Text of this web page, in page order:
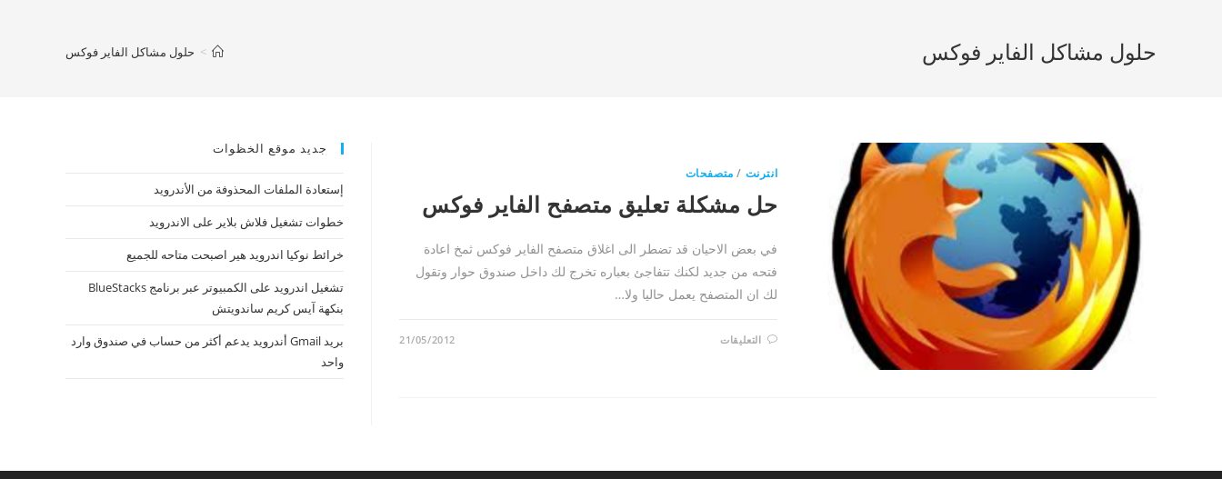
حلول مشاكل الفاير فوكس > حلول مشاكل الفاير فوكس
انترنت / متصفحات
حل مشكلة تعليق متصفح الفاير فوكس
في بعض الاحيان قد تضطر الى اغلاق متصفح الفاير فوكس ثمخ اعادة
فتحه من جديد لكنك تتفاجئ بعباره تخرج لك داخل صندوق حوار وتقول
لك ان المتصفح يعمل حاليا ولا…
التعليقاتعلى
21/05/2012
جديد موقع الخظوات
إستعادة الملفات المحذوفة من الأندرويد
خطوات تشغيل فلاش بلاير على الاندرويد
خرائط نوكيا اندرويد هير اصبحت متاحه للجميع
تشغيل اندرويد على الكمبيوتر عبر برنامج BlueStacks
بنكهة آيس كريم ساندويتش
بريد Gmail أندرويد يدعم أكثر من حساب في صندوق وارد
واحد